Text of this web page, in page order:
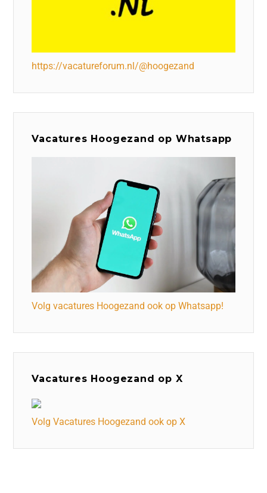
https://vacatureforum.nl/@hoogezand
Vacatures Hoogezand op Whatsapp
Volg vacatures Hoogezand ook op Whatsapp!
Vacatures Hoogezand op X
Volg Vacatures Hoogezand ook op X